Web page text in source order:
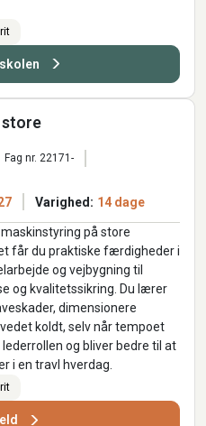
store
Fag nr. 22171-
Varighed: 14 dage
på store
får du praktiske færdigheder i
og vejbygning til
og kvalitetssikring. Du lærer
dimensionere
koldt, selv når tempoet
og bliver bedre til at
i en travl hverdag.